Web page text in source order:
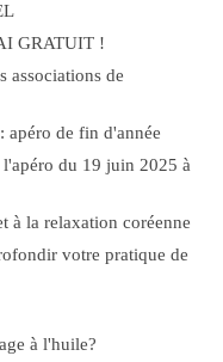
GRATUIT !
associations de
apéro de fin d'année
du 19 juin 2025 à
à la relaxation coréenne
votre pratique de
à l'huile?